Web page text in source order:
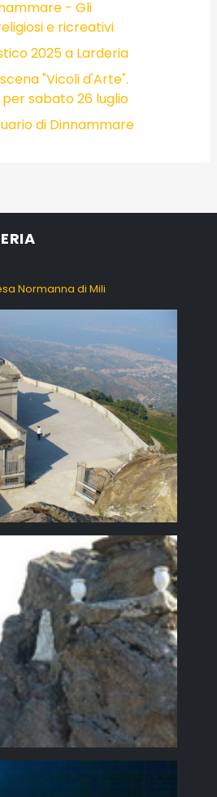
- Gli
e ricreativi
2025 a Larderia
"Vicoli d'Arte".
sabato 26 luglio
di Dinnammare